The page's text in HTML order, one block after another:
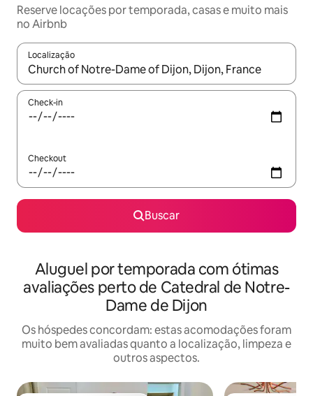
Reserve locações por temporada, casas e muito mais
no Airbnb
Localização
Quando os resultados estiverem disponíveis, explore-os
Check-in
Checkout
Buscar
Aluguel por temporada com ótimas
avaliações perto de Catedral de Notre-
Dame de Dijon
Os hóspedes concordam: estas acomodações foram
muito bem avaliadas quanto a localização, limpeza e
outros aspectos.